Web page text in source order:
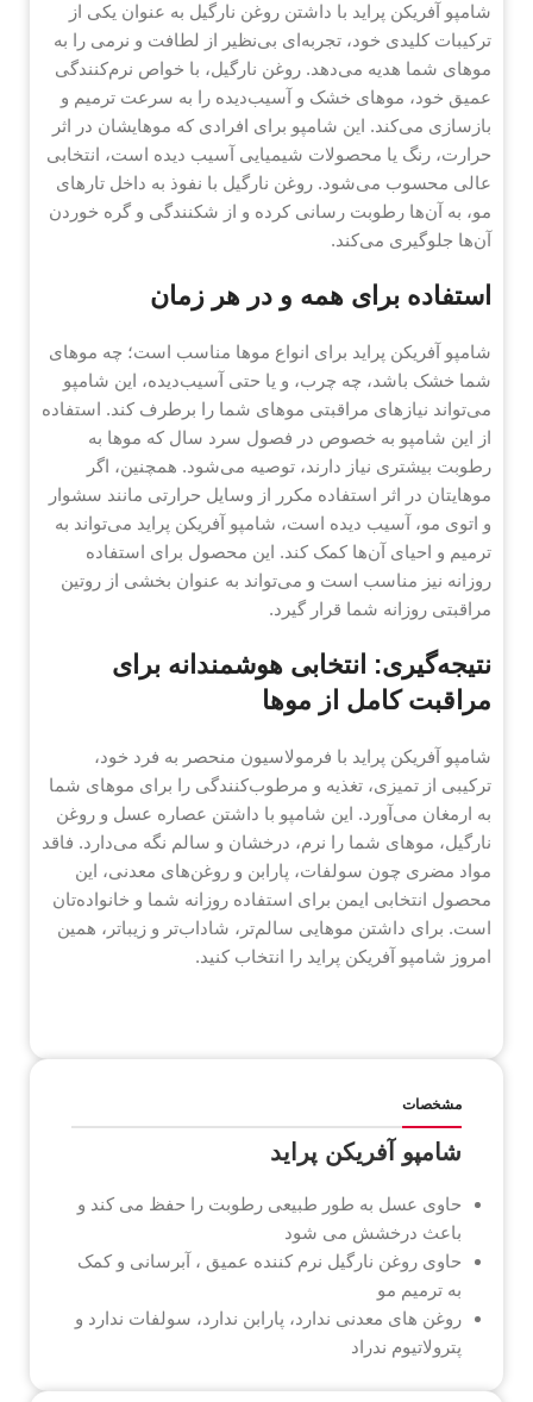
شامپو آفریکن پراید با داشتن روغن نارگیل به عنوان یکی از
ترکیبات کلیدی خود، تجربه‌ای بی‌نظیر از لطافت و نرمی را به
موهای شما هدیه می‌دهد. روغن نارگیل، با خواص نرم‌کنندگی
عمیق خود، موهای خشک و آسیب‌دیده را به سرعت ترمیم و
بازسازی می‌کند. این شامپو برای افرادی که موهایشان در اثر
حرارت، رنگ یا محصولات شیمیایی آسیب دیده است، انتخابی
عالی محسوب می‌شود. روغن نارگیل با نفوذ به داخل تارهای
مو، به آن‌ها رطوبت رسانی کرده و از شکنندگی و گره خوردن
آن‌ها جلوگیری می‌کند.
استفاده برای همه و در هر زمان
شامپو آفریکن پراید برای انواع موها مناسب است؛ چه موهای
شما خشک باشد، چه چرب، و یا حتی آسیب‌دیده، این شامپو
می‌تواند نیازهای مراقبتی موهای شما را برطرف کند. استفاده
از این شامپو به خصوص در فصول سرد سال که موها به
رطوبت بیشتری نیاز دارند، توصیه می‌شود. همچنین، اگر
موهایتان در اثر استفاده مکرر از وسایل حرارتی مانند سشوار
و اتوی مو، آسیب دیده است، شامپو آفریکن پراید می‌تواند به
ترمیم و احیای آن‌ها کمک کند. این محصول برای استفاده
روزانه نیز مناسب است و می‌تواند به عنوان بخشی از روتین
مراقبتی روزانه شما قرار گیرد.
نتیجه‌گیری: انتخابی هوشمندانه برای
مراقبت کامل از موها
شامپو آفریکن پراید با فرمولاسیون منحصر به فرد خود،
ترکیبی از تمیزی، تغذیه و مرطوب‌کنندگی را برای موهای شما
به ارمغان می‌آورد. این شامپو با داشتن عصاره عسل و روغن
نارگیل، موهای شما را نرم، درخشان و سالم نگه می‌دارد. فاقد
مواد مضری چون سولفات، پارابن و روغن‌های معدنی، این
محصول انتخابی ایمن برای استفاده روزانه شما و خانواده‌تان
است. برای داشتن موهایی سالم‌تر، شاداب‌تر و زیباتر، همین
امروز شامپو آفریکن پراید را انتخاب کنید.
مشخصات
شامپو آفریکن پراید
حاوی عسل به طور طبیعی رطوبت را حفظ می کند و
باعث درخشش می شود
حاوی روغن نارگیل نرم کننده عمیق ، آبرسانی و کمک
به ترمیم مو
روغن های معدنی ندارد، پارابن ندارد، سولفات ندارد و
پترولاتیوم ندراد